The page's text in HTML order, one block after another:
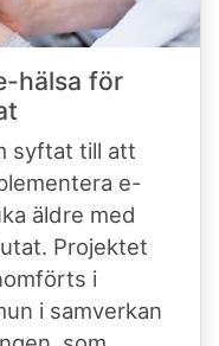
hälsa för
syftat till att
e-
äldre med
Projektet
i
i samverkan